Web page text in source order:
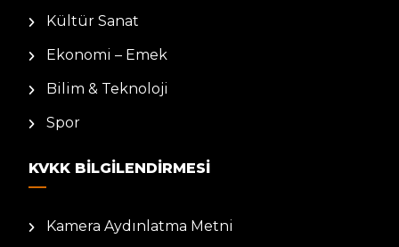
Kültür Sanat
Ekonomi – Emek
Bilim & Teknoloji
Spor
KVKK BILGILENDIRMESI
Kamera Aydınlatma Metni